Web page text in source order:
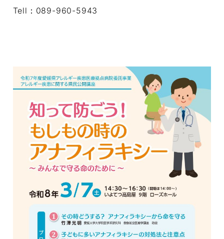
Tell：089-960-5943